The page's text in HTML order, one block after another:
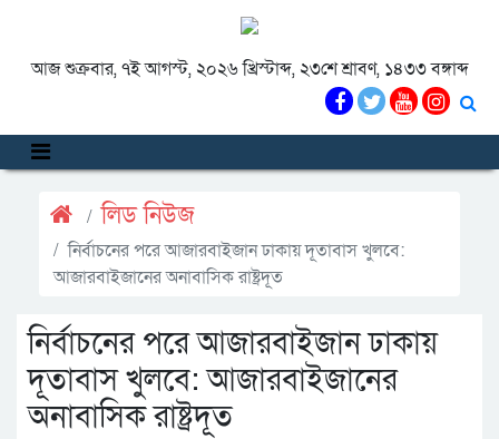
আজ শুক্রবার, ৭ই আগস্ট, ২০২৬ খ্রিস্টাব্দ, ২৩শে শ্রাবণ, ১৪৩৩ বঙ্গাব্দ
লিড নিউজ
নির্বাচনের পরে আজারবাইজান ঢাকায় দূতাবাস খুলবে:
আজারবাইজানের অনাবাসিক রাষ্ট্রদূত
নির্বাচনের পরে আজারবাইজান ঢাকায়
দূতাবাস খুলবে: আজারবাইজানের
অনাবাসিক রাষ্ট্রদূত